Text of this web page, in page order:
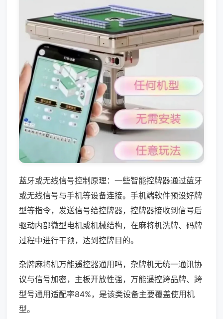
蓝牙或无线信号控制原理：一些智能控牌器通过蓝牙
或无线信号与手机等设备连接。手机端软件预设好牌
型等指令，发送信号给控牌器，控牌器接收到信号后
驱动内部微型电机或机械结构，在麻将机洗牌、码牌
过程中进行干预，达到控牌目的。
杂牌麻将机万能遥控器通用吗，杂牌机无统一通讯协
议与信号加密，主板开放性强，万能遥控跨品牌、跨
型号通用适配率84%，是该类设备主要覆盖使用机
型。